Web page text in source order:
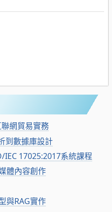
網貿易實務
到數據庫設計
IEC 17025:2017系統課程
體內容創作
與RAG實作